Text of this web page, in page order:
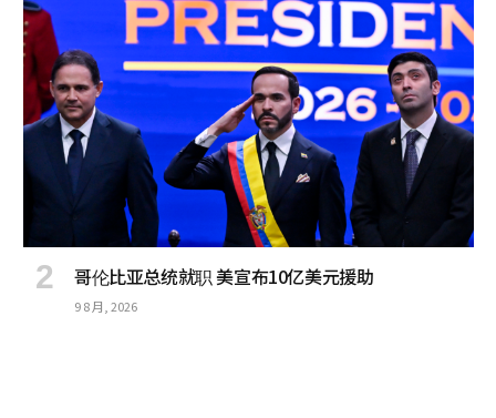
哥伦比亚总统就职 美宣布10亿美元援助
9 8 月, 2026